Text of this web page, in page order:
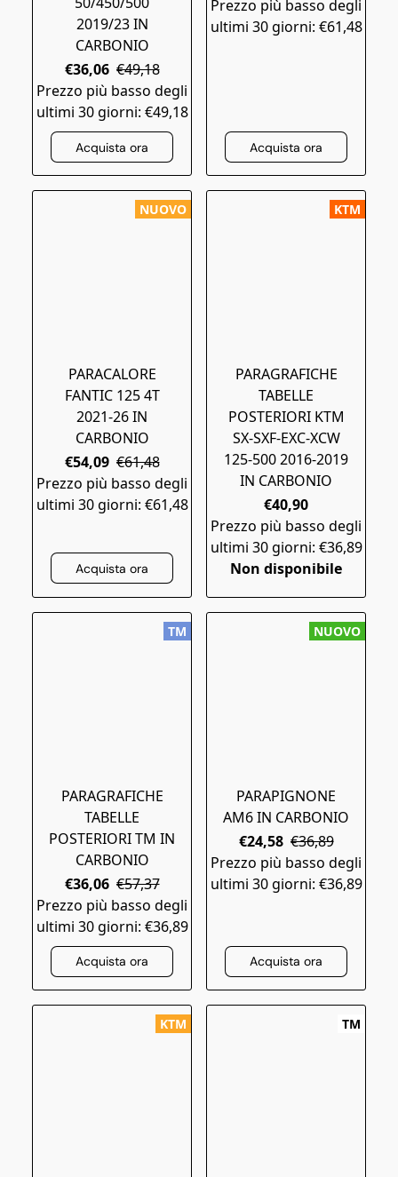
2019/23 IN
CARBONIO
€36,06 €49,18
Prezzo più basso degli
ultimi 30 giorni: €49,18
Acquista ora
Prezzo più basso degli
ultimi 30 giorni: €61,48
Acquista ora
NUOVO
PARACALORE
FANTIC 125 4T
2021-26 IN
CARBONIO
€54,09 €61,48
Prezzo più basso degli
ultimi 30 giorni: €61,48
Acquista ora
KTM
PARAGRAFICHE
TABELLE
POSTERIORI KTM
SX-SXF-EXC-XCW
125-500 2016-2019
IN CARBONIO
€40,90
Prezzo più basso degli
ultimi 30 giorni: €36,89
Non disponibile
TM
PARAGRAFICHE
TABELLE
POSTERIORI TM IN
CARBONIO
€36,06 €57,37
Prezzo più basso degli
ultimi 30 giorni: €36,89
Acquista ora
NUOVO
PARAPIGNONE
AM6 IN CARBONIO
€24,58 €36,89
Prezzo più basso degli
ultimi 30 giorni: €36,89
Acquista ora
KTM TM